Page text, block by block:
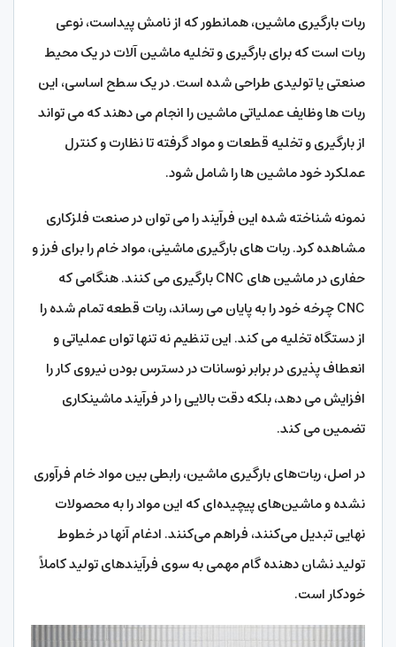
ربات بارگیری ماشین، همانطور که از نامش پیداست، نوعی
ربات است که برای بارگیری و تخلیه ماشین آلات در یک محیط
صنعتی یا تولیدی طراحی شده است. در یک سطح اساسی، این
ربات ها وظایف عملیاتی ماشین را انجام می دهند که می تواند
از بارگیری و تخلیه قطعات و مواد گرفته تا نظارت و کنترل
عملکرد خود ماشین ها را شامل شود.
نمونه شناخته شده این فرآیند را می توان در صنعت فلزکاری
مشاهده کرد. ربات های بارگیری ماشینی، مواد خام را برای فرز و
حفاری در ماشین های CNC بارگیری می کنند. هنگامی که
CNC چرخه خود را به پایان می رساند، ربات قطعه تمام شده را
از دستگاه تخلیه می کند. این تنظیم نه تنها توان عملیاتی و
انعطاف پذیری در برابر نوسانات در دسترس بودن نیروی کار را
افزایش می دهد، بلکه دقت بالایی را در فرآیند ماشینکاری
تضمین می کند.
در اصل، ربات‌های بارگیری ماشین، رابطی بین مواد خام فرآوری
نشده و ماشین‌های پیچیده‌ای که این مواد را به محصولات
نهایی تبدیل می‌کنند، فراهم می‌کنند. ادغام آنها در خطوط
تولید نشان دهنده گام مهمی به سوی فرآیندهای تولید کاملاً
خودکار است.